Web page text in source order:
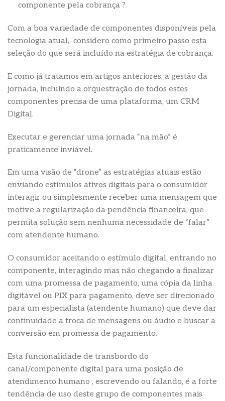
componente pela cobrança ?
Com a boa variedade de componentes disponíveis pela
tecnologia atual, considero como primeiro passo esta
seleção do que será incluído na estratégia de cobrança.
E como já tratamos em artigos anteriores, a gestão da
jornada, incluindo a orquestração de todos estes
componentes precisa de uma plataforma, um CRM
Digital.
Executar e gerenciar uma jornada “na mão” é
praticamente inviável.
Em uma visão de “drone” as estratégias atuais estão
enviando estímulos ativos digitais para o consumidor
interagir ou simplesmente receber uma mensagem que
motive a regularização da pendência financeira, que
permita solução sem nenhuma necessidade de “falar”
com atendente humano.
O consumidor aceitando o estímulo digital, entrando no
componente, interagindo mas não chegando a finalizar
com uma promessa de pagamento, uma cópia da linha
digitável ou PIX para pagamento, deve ser direcionado
para um especialista (atendente humano) que deve dar
continuidade a troca de mensagens ou áudio e buscar a
conversão em promessa de pagamento.
Esta funcionalidade de transbordo do
canal/componente digital para uma posição de
atendimento humano , escrevendo ou falando, é a forte
tendência de uso deste grupo de componentes mais